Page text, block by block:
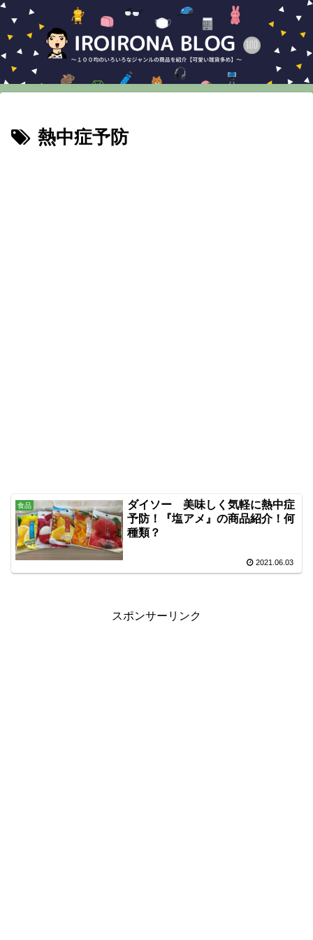
熱中症予防
食品
ダイソー 美味しく気軽に熱中症
予防！『塩アメ』の商品紹介！何
種類？
2021.06.03
スポンサーリンク